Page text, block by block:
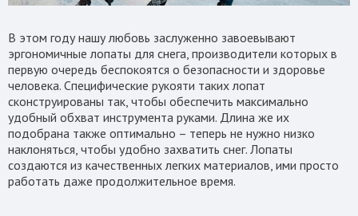
В этом году нашу любовь заслуженно завоевывают
эргономичные лопаты для снега, производители которых в
первую очередь беспокоятся о безопасности и здоровье
человека. Специфические рукояти таких лопат
сконструированы так, чтобы обеспечить максимально
удобный обхват инструмента руками. Длина же их
подобрана также оптимально – теперь не нужно низко
наклоняться, чтобы удобно захватить снег. Лопаты
создаются из качественных легких материалов, ими просто
работать даже продолжительное время.